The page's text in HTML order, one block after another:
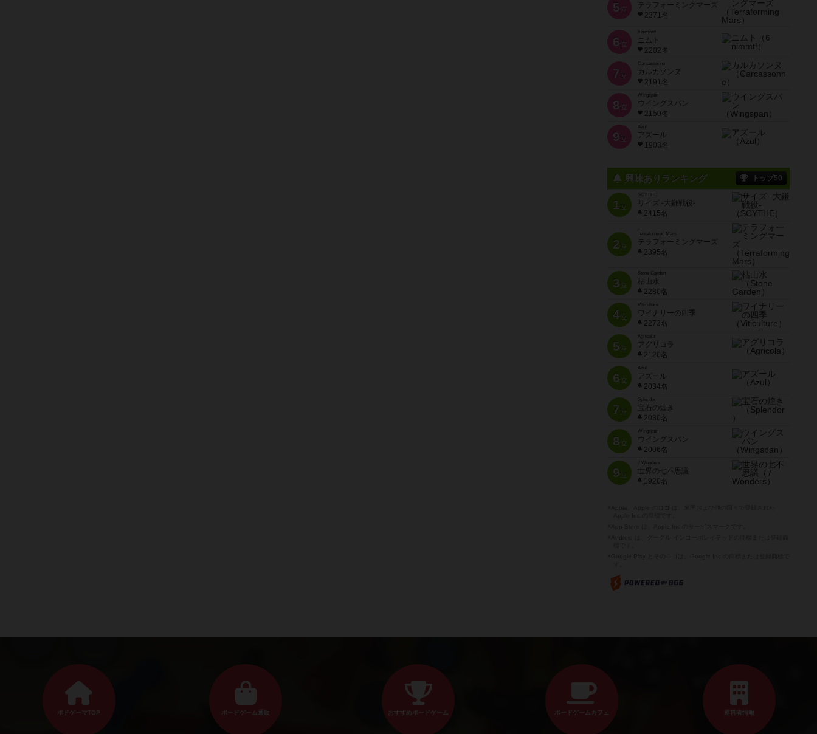
5 位
テラフォーミングマーズ
2371名
6 位
ニムト
2202名
7 位
Carcassonne
カルカソンヌ
2191名
8 位
Wingspan
ウイングスパン
2150名
9 位
Azul
アズール
1903名
興味ありランキング トップ50
1位
SCYTHE
サイズ -大鎌戦役-
2415名
2位
Terraforming Mars
テラフォーミングマーズ
2395名
3位
Stone Garden
枯山水
2280名
4位
Viticulture
ワイナリーの四季
2273名
5位
Agricola
アグリコラ
2120名
6位
Azul
アズール
2034名
7位
宝石の煌き
2030名
8位
Wingspan
ウイングスパン
2006名
9位
7 Wonders
世界の七不思議
1920名
ボドゲーマTOP ボードゲーム通販 おすすめボードゲーム ボードゲームカフェ 運営者情報